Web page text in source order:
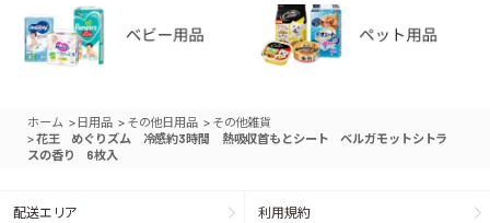
ホーム > 日用品 > その他日用品 > その他雑貨
>花王 めぐりズム 冷感約3時間 熱吸収首もとシート ベルガモットシトラ
スの香り 6枚入
配送エリア 利用規約